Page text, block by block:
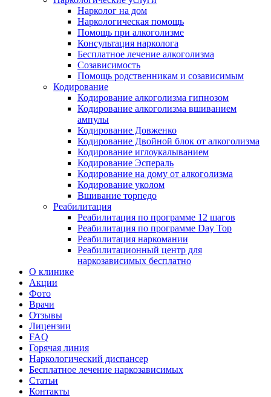
Нарколог на дом
Наркологическая помощь
Помощь при алкоголизме
Консультация нарколога
Бесплатное лечение алкоголизма
Созависимость
Помощь родственникам и созависимым
Кодирование
Кодирование алкоголизма гипнозом
Кодирование алкоголизма вшиванием
ампулы
Кодирование Довженко
Кодирование Двойной блок от алкоголизма
Кодирование иглоукалыванием
Кодирование Эспераль
Кодирование на дому от алкоголизма
Кодирование уколом
Вшивание торпедо
Реабилитация
Реабилитация по программе 12 шагов
Реабилитация по программе Day Top
Реабилитация наркомании
Реабилитационный центр для
наркозависимых бесплатно
О клинике
Акции
Фото
Врачи
Отзывы
Лицензии
FAQ
Горячая линия
Наркологический диспансер
Бесплатное лечение наркозависимых
Статьи
Контакты